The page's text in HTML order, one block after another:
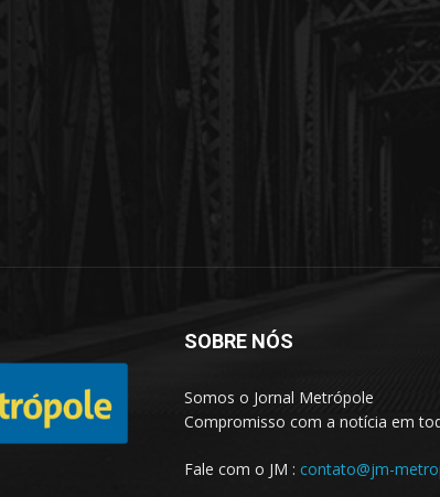
SOBRE NÓS
Somos o Jornal Metrópole
Compromisso com a notícia em
Fale com o JM : contato@jm-